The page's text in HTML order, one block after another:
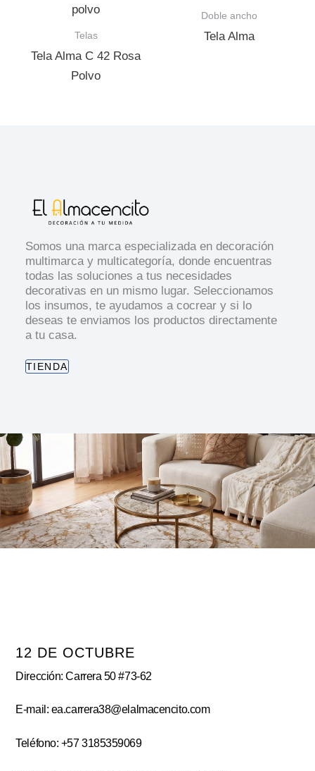
Telas
Tela Alma C 42 Rosa
Polvo
Doble ancho
Tela Alma
Somos una marca especializada en decoración
multimarca y multicategoría, donde encuentras
todas las soluciones a tus necesidades
decorativas en un mismo lugar. Seleccionamos
los insumos, te ayudamos a cocrear y si lo
deseas te enviamos los productos directamente
a tu casa.
TIENDA
12 DE OCTUBRE
Dirección: Carrera 50 #73-62
E-mail: ea.carrera38@elalmacencito.com
Teléfono: +57 3185359069